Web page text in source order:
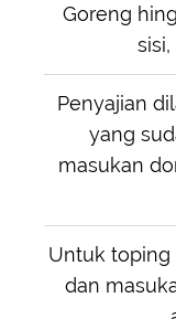
Goreng
Penyajian
yang
masukan
Untuk
dan